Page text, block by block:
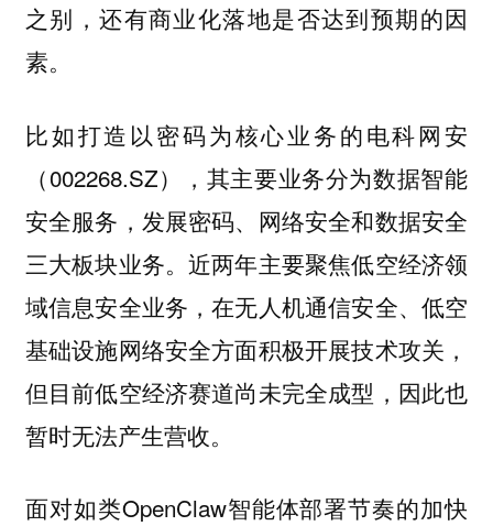
之别，还有商业化落地是否达到预期的因
素。
比如打造以密码为核心业务的电科网安
（002268.SZ），其主要业务分为数据智能
安全服务，发展密码、网络安全和数据安全
三大板块业务。近两年主要聚焦低空经济领
域信息安全业务，在无人机通信安全、低空
基础设施网络安全方面积极开展技术攻关，
但目前低空经济赛道尚未完全成型，因此也
暂时无法产生营收。
面对如类OpenClaw智能体部署节奏的加快